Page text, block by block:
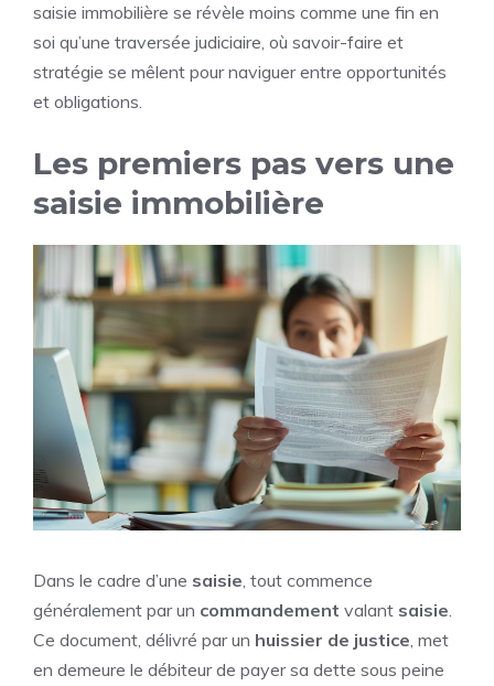
saisie immobilière se révèle moins comme une fin en
soi qu’une traversée judiciaire, où savoir-faire et
stratégie se mêlent pour naviguer entre opportunités
et obligations.
Les premiers pas vers une
saisie immobilière
Dans le cadre d’une saisie , tout commence
généralement par un commandement valant saisie
Ce document, délivré par un huissier de justice , met
en demeure le débiteur de payer sa dette sous peine